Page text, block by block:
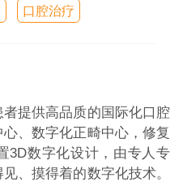
口腔治疗
提供高品质的国际化口腔
、数字化正畸中心，修复
3D数字化设计，由专人专
、摸得着的数字化技术。